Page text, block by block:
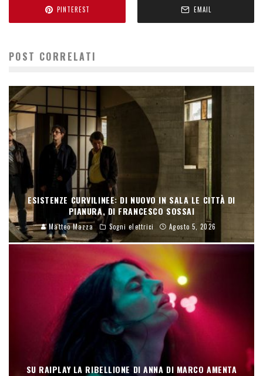
PINTEREST EMAIL
POST CORRELATI
ESISTENZE CURVILINEE: DI NUOVO IN SALA LE CITTÀ DI
PIANURA, DI FRANCESCO SOSSAI
Matteo Mazza Sogni elettrici Agosto 5, 2026
SU RAIPLAY LA RIBELLIONE DI ANNA DI MARCO AMENTA